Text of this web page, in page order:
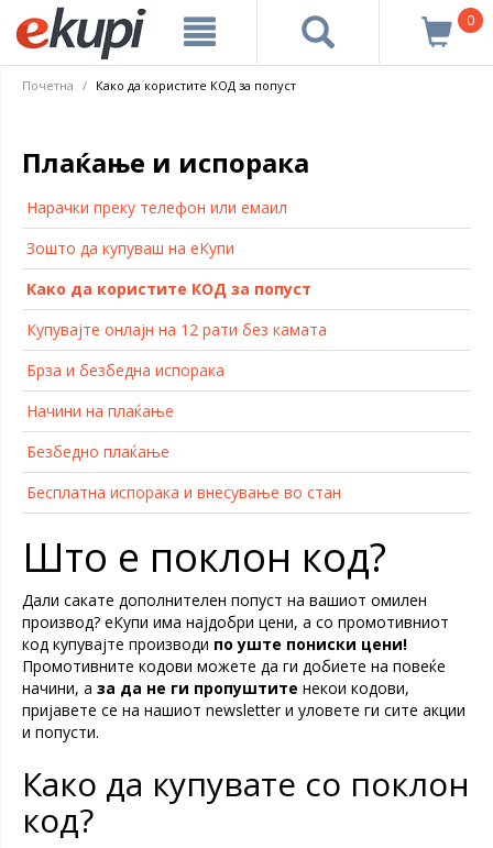
0
Почетна Како да користите КОД за попуст
Плаќање и испорака
Нарачки преку телефон или емаил
Зошто да купуваш на еКупи
Како да користите КОД за попуст
Купувајте онлајн на 12 рати без камата
Брза и безбедна испорака
Начини на плаќање
Безбедно плаќање
Бесплатна испорака и внесување во стан
Што е поклон код?
Дали сакате дополнителен попуст на вашиот омилен
производ? еКупи има најдобри цени, а со промотивниот
код купувајте производи по уште пониски цени!
Промотивните кодови можете да ги добиете на повеќе
начини, а за да не ги пропуштите некои кодови,
пријавете се на нашиот newsletter и уловете ги сите акции
и попусти.
Како да купувате со поклон
код?